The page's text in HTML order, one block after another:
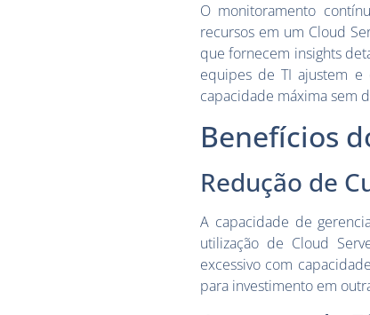
O monitoramento
recursos em um Cloud
que fornecem insights
equipes de TI ajustem
capacidade máxima sem
Benefícios
Redução de
A capacidade de
utilização de Cloud
excessivo com
para investimento em